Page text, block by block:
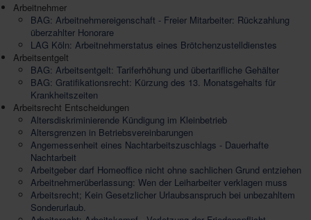
Arbeitnehmer
BAG: Arbeitnehmereigenschaft - Freier Mitarbeiter: Rückzahlung
überzahlter Honorare
LAG Köln: Arbeitnehmerstatus eines Brötchenzustelldienstes
Arbeitsentgelt
BAG: Arbeitsentgelt: Tariferhöhung und übertarifliche Gehälter
BAG: Gratifikationsrecht: Kürzung des 13. Monatsgehalts für
Krankheitszeiten
Arbeitsrecht Entscheidungen
Altersdiskriminierende Kündigung im Kleinbetrieb
Altersgrenzen in Betriebsvereinbarungen
Angemessenheit eines Nachtarbeitszuschlags - Dauerhafte
Nachtarbeit
Arbeitgeber darf Homeoffice nicht ohne sachlichen Grund entziehen
Arbeitnehmerüberlassung: Wen der Leiharbeiter verklagen muss
Arbeitsrecht; Kein Gesetzlicher Urlaubsanspruch bei unbezahltem
Sonderurlaub.